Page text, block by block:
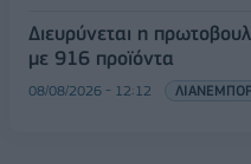
Διευρύνεται η
με 916 προϊόντα
08/08/2026 - 12:12